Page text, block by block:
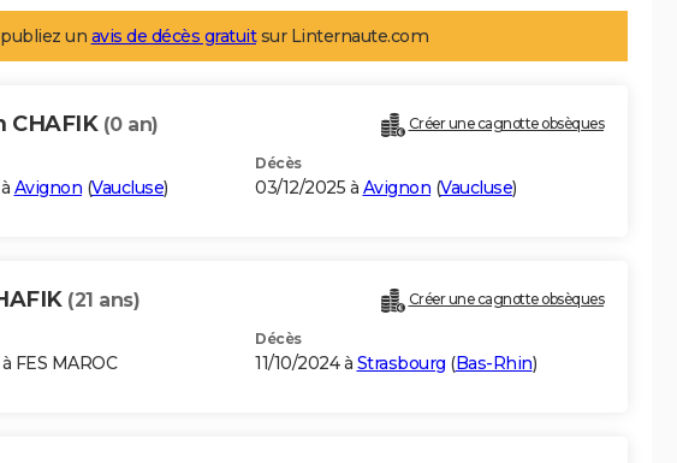
publiez un avis de décès gratuitsur Linternaute.com
CHAFIK (0 an) Créer une cagnotte obsèques
Avignon (Vaucluse)
Décès
03/12/2025 à Avignon (Vaucluse)
(21 ans) Créer une cagnotte obsèques
FES MAROC
Décès
11/10/2024 à Strasbourg (Bas-Rhin)